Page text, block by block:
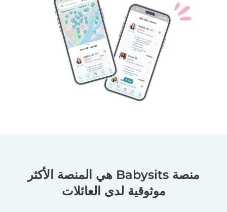
منصة Babysits هي المنصة الأكثر
موثوقية لدى العائلات